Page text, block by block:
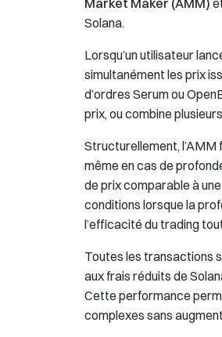
Market Maker (AMM)
Solana.
Lorsqu’un utilisateur
simultanément les prix
d’ordres Serum ou
prix, ou combine
Structurellement,
même en cas de
de prix comparable à
conditions lorsque la
l’efficacité du trading
Toutes les transactions
aux frais réduits de
Cette performance
complexes sans